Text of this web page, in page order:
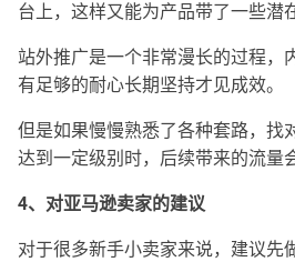
台上，这样又能为产品带了一些潜
站外推广是一个非常漫长的过程，
有足够的耐心长期坚持才见成效。
但是如果慢慢熟悉了各种套路，找
达到一定级别时，后续带来的流量
4、对亚马逊卖家的建议
对于很多新手小卖家来说，建议先